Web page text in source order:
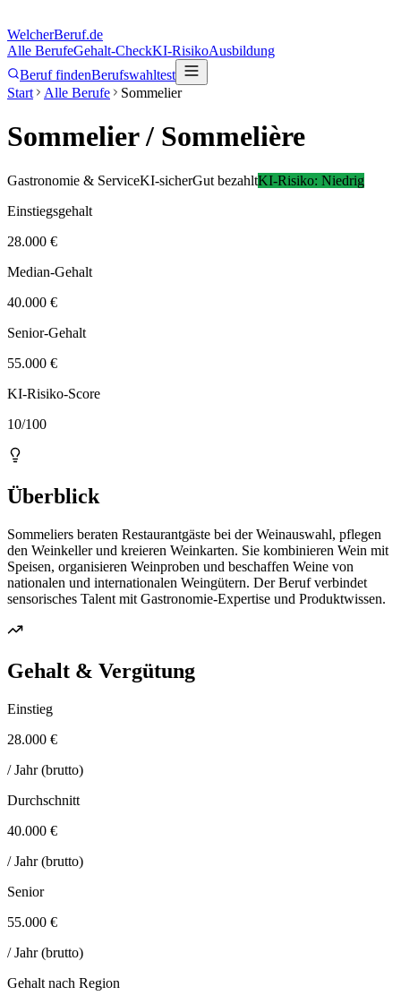
WelcherBeruf.de
Alle BerufeGehalt-CheckKI-RisikoAusbildung
Beruf findenBerufswahltest
Start
Alle Berufe Sommelier
Sommelier/ Sommelière
Gastronomie & ServiceKI-sicherGut bezahltKI-Risiko: Niedrig
Einstiegsgehalt
28.000 €
Median-Gehalt
40.000 €
Senior-Gehalt
55.000 €
KI-Risiko-Score
10/100
Überblick
Sommeliers beraten Restaurantgäste bei der Weinauswahl, pflegen
den Weinkeller und kreieren Weinkarten. Sie kombinieren Wein mit
Speisen, organisieren Weinproben und beschaffen Weine von
nationalen und internationalen Weingütern. Der Beruf verbindet
sensorisches Talent mit Gastronomie-Expertise und Produktwissen.
Gehalt & Vergütung
Einstieg
28.000 €
/ Jahr (brutto)
Durchschnitt
40.000 €
/ Jahr (brutto)
Senior
55.000 €
/ Jahr (brutto)
Gehalt nach Region